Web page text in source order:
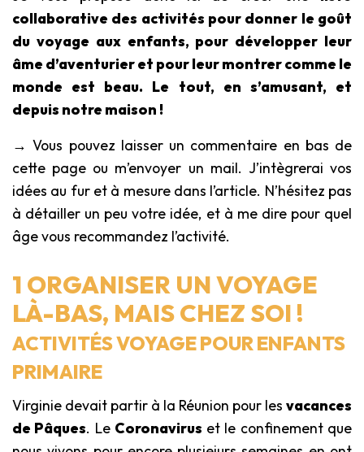
collaborative des activités pour donner le goût
du voyage aux enfants, pour développer leur
âme d’aventurier et pour leur montrer comme le
monde est beau. Le tout, en s’amusant, et
depuis notre maison !
→ Vous pouvez laisser un commentaire en bas de
cette page ou m’envoyer un mail. J’intègrerai vos
idées au fur et à mesure dans l’article. N’hésitez pas
à détailler un peu votre idée, et à me dire pour quel
âge vous recommandez l’activité.
1 ORGANISER UN VOYAGE
LÀ-BAS, MAIS CHEZ SOI !
ACTIVITÉS VOYAGE POUR ENFANTS
PRIMAIRE
Virginie devait partir à la Réunion pour les vacances
de Pâques. Le Coronavirus et le confinement que